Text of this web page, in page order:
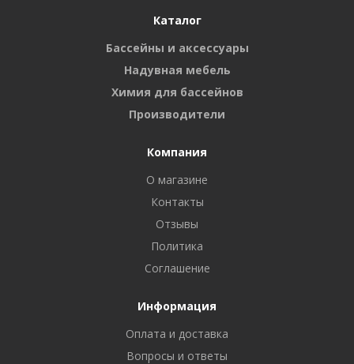
Каталог
Бассейны и аксессуары
Надувная мебель
Химия для бассейнов
Производители
Компания
О магазине
Контакты
Отзывы
Политика
Соглашение
Информация
Оплата и доставка
Вопросы и ответы